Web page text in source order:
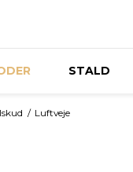
STALD
/ Luftveje